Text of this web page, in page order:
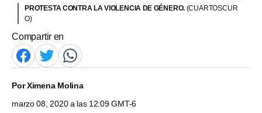
PROTESTA CONTRA LA VIOLENCIA DE GÉNERO. (CUARTOSCUR
O)
Compartir en
PorXimena Molina
marzo 08, 2020 a las 12:09 GMT-6